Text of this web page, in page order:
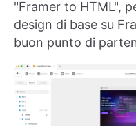
"Framer to HTML",
design di base su
buon punto di